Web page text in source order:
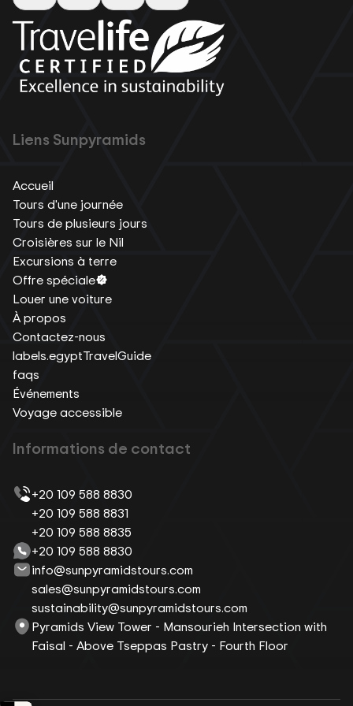
Liens Sunpyramids
Accueil
Tours d'une journée
Tours de plusieurs jours
Croisières sur le Nil
Excursions à terre
Offre spéciale
Louer une voiture
À propos
Contactez-nous
labels.egyptTravelGuide
faqs
Événements
Voyage accessible
Informations de contact
+20 109 588 8830
+20 109 588 8831
+20 109 588 8835
+20 109 588 8830
info@sunpyramidstours.com
sales@sunpyramidstours.com
sustainability@sunpyramidstours.com
Pyramids View Tower - Mansourieh Intersection with
Faisal - Above Tseppas Pastry - Fourth Floor